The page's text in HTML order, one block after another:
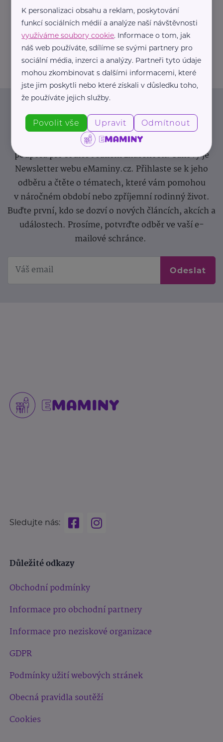
https://hartmanndirect.com/cs-cz
+420 800 100 150
info@hartmanndirect.cz
Newsletter
Pravidelný přísun novinek, inspirace na každý den,
podpora pro rodiče i sdílení zkušeností. Takový je
Newsletter webu eMaminy.cz. Přihlaste se k jeho
odběru a čtěte o tématech, které vám pomohou
v náročném období nebo zpříjemní rodinný život.
Buďte první, kdo se dozví o nových článcích, akcích a
událostech. Prosíme, potvrďte odběr ve vaší e-
mailové schránce.
Odeslat
Sledujte nás:
Důležité odkazy
Obchodní podmínky
Informace pro obchodní partnery
Informace pro neziskové organizace
GDPR
Podmínky užití webových stránek
Obecná pravidla soutěží
Cookies
K personalizaci obsahu a reklam, poskytování
funkcí sociálních médií a analýze naší návštěvnosti
využíváme soubory cookie. Informace o tom, jak
náš web používáte, sdílíme se svými partnery pro
sociální média, inzerci a analýzy. Partneři tyto údaje
mohou zkombinovat s dalšími informacemi, které
jste jim poskytli nebo které získali v důsledku toho,
že používáte jejich služby.
Povolit vše Upravit Odmítnout